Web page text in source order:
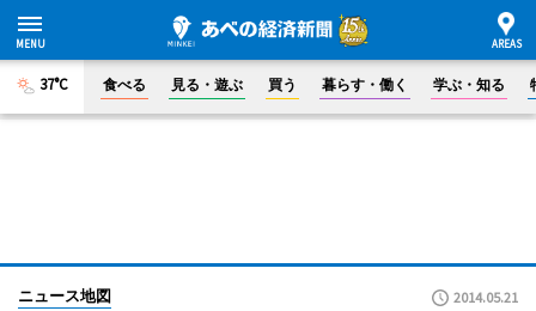
37°C 食べる 見る・遊ぶ 買う 暮らす・働く 学ぶ・知る
ニュース地図 2014.05.21